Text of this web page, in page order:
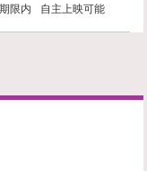
限内 自主上映可能